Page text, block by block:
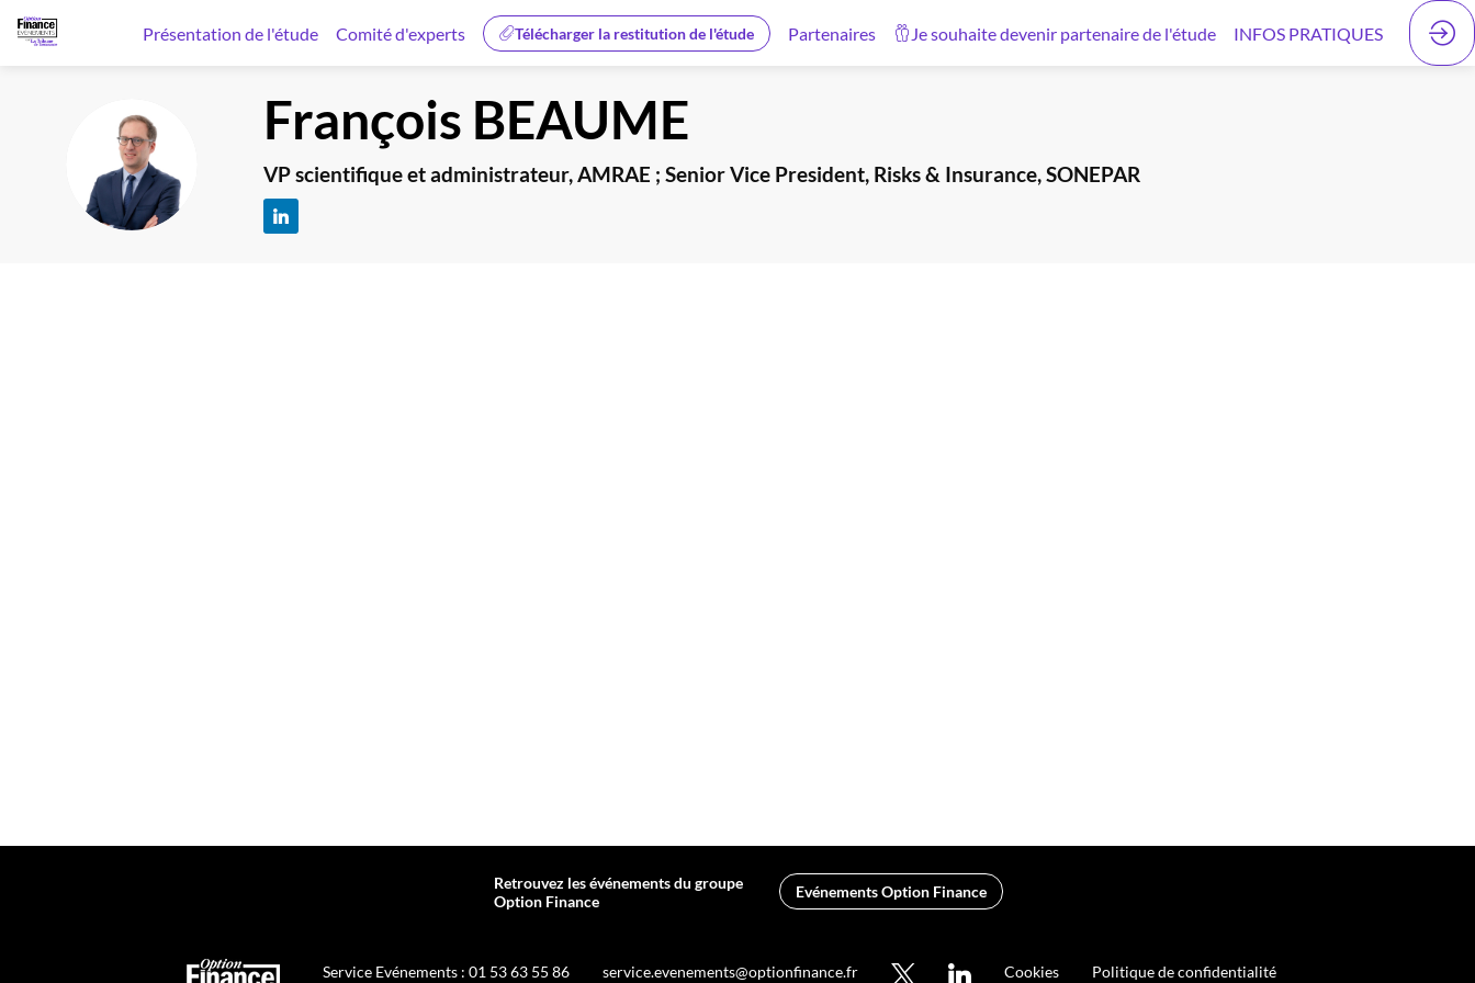
Présentation de l'étude Comité d'experts Télécharger la restitution de l'étude Partenaires Je souhaite devenir partenaire de l'étude INFOS PRATIQUES
FB
François BEAUME
VP scientifique et administrateur, AMRAE ; Senior Vice President, Risks & Insurance, SONEPAR
Retrouvez les événementsdu groupe
Option Finance
Evénements Option Finance
Service Evénements : 01 53 63 55 86 service.evenements@optionfinance.fr Cookies Politique de confidentialité